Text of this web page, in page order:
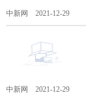
中新网 2021-12-29
中新网 2021-12-29